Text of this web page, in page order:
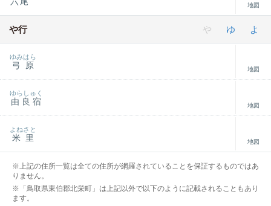
地図
や行 や ゆ よ
弓原
ゆみはら
地図
由良宿
ゆらしゅく
地図
米里
よねさと
地図
※上記の住所一覧は全ての住所が網羅されていることを保証するものではあ
りません。
※「鳥取県東伯郡北栄町」は上記以外で以下のように記載されることもあり
ます。